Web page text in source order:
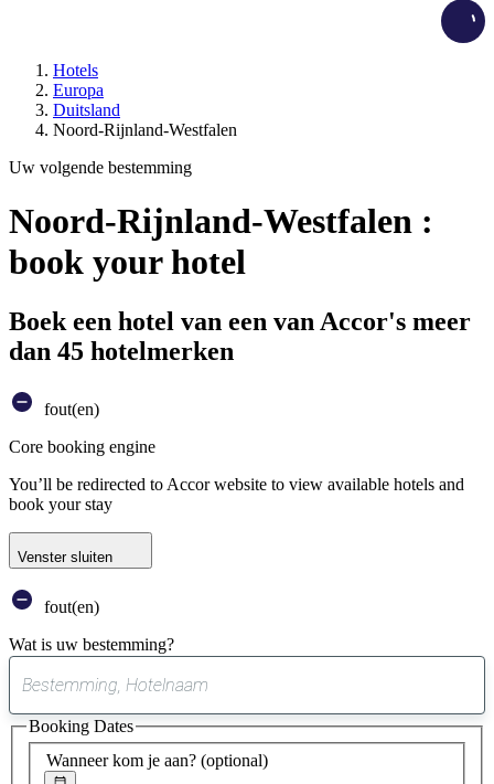
Hotels
Europa
Duitsland
Noord-Rijnland-Westfalen
Uw volgende bestemming
Noord-Rijnland-Westfalen :
book your hotel
Boek een hotel van een van Accor's meer
dan 45 hotelmerken
fout(en)
Core booking engine
You’ll be redirected to Accor website to view available hotels and
book your stay
Venster sluiten
fout(en)
Wat is uw bestemming?
suggestie
gevonden
Wanneer kom je aan? (optional)
Booking Dates